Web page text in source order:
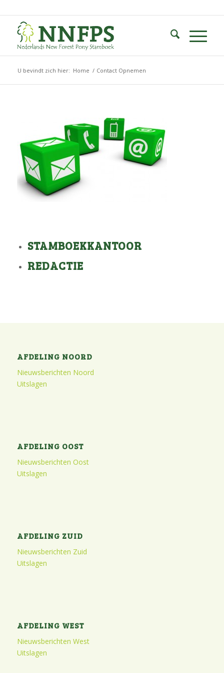
U bevindt zich hier: Home / Contact Opnemen
STAMBOEKKANTOOR
REDACTIE
AFDELING NOORD
Nieuwsberichten Noord
Uitslagen
AFDELING OOST
Nieuwsberichten Oost
Uitslagen
AFDELING ZUID
Nieuwsberichten Zuid
Uitslagen
AFDELING WEST
Nieuwsberichten West
Uitslagen